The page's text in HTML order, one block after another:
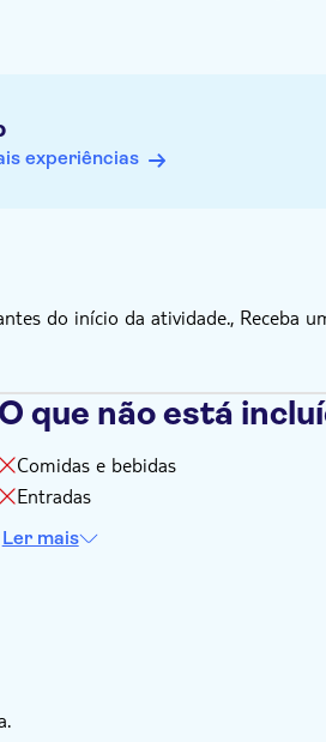
para verificar se essa criança
organizações de caridade locais
experiências
do início da atividade., Receba
O que não está
Comidas e bebidas
Entradas
Ler mais